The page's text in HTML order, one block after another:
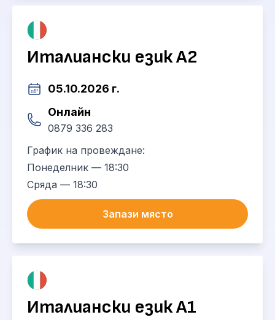
Италиански език А2
05.10.2026 г.
Онлайн
0879 336 283
График на провеждане:
Понеделник — 18:30
Сряда — 18:30
Запази място
Италиански език А1